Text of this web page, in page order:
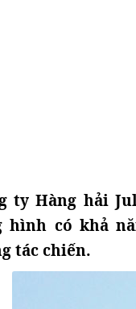
ty Hàng hải
hình có khả
tác chiến.